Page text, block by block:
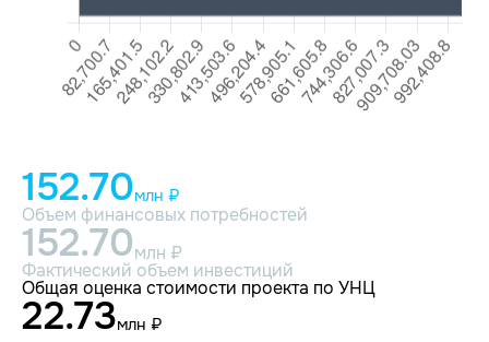
152.70млн ₽
Объем финансовых потребностей
152.70млн ₽
Фактический объем инвестиций
Общая оценка стоимости проекта по УНЦ
22.73млн ₽